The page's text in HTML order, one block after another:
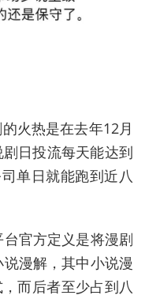
火热是在去年12月
日投流每天能达到
单日就能跑到近八
官方定义是将漫剧
漫解，其中小说漫
而后者至少占到八